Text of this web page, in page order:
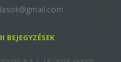
BEJEGYZÉSEK